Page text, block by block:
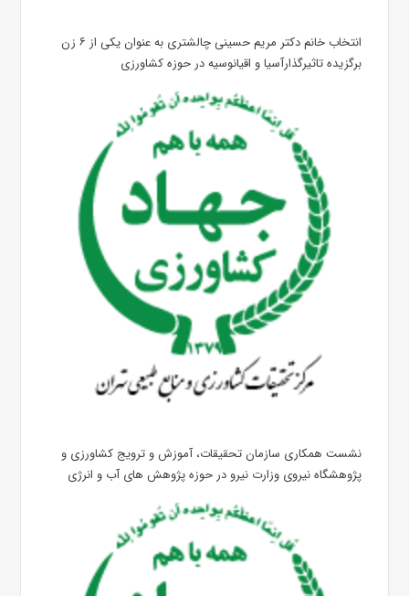
انتخاب خانم دکتر مریم حسینی چالشتری به عنوان یکی از ۶ زن
برگزیده تاثیرگذارآسیا و اقیانوسیه در حوزه کشاورزی
نشست همکاری سازمان تحقیقات، آموزش و ترویج کشاورزی و
پژوهشگاه نیروی وزارت نیرو در حوزه پژوهش های آب و انرژی